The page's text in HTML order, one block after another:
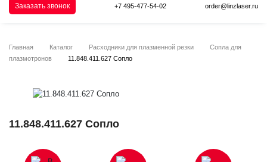
Заказать звонок +7 495-477-54-02 order@linzlaser.ru
Главная Каталог Расходники для плазменной резки
Сопла для
плазмотронов
11.848.411.627 Сопло
11.848.411.627 Сопло